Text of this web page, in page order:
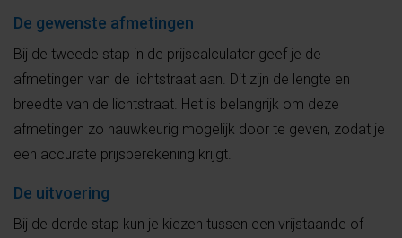
De gewenste afmetingen
Bij de tweede stap in de prijscalculator geef je de
afmetingen van de lichtstraat aan. Dit zijn de lengte en
breedte van de lichtstraat. Het is belangrijk om deze
afmetingen zo nauwkeurig mogelijk door te geven, zodat je
een accurate prijsberekening krijgt.
De uitvoering
Bij de derde stap kun je kiezen tussen een vrijstaande of